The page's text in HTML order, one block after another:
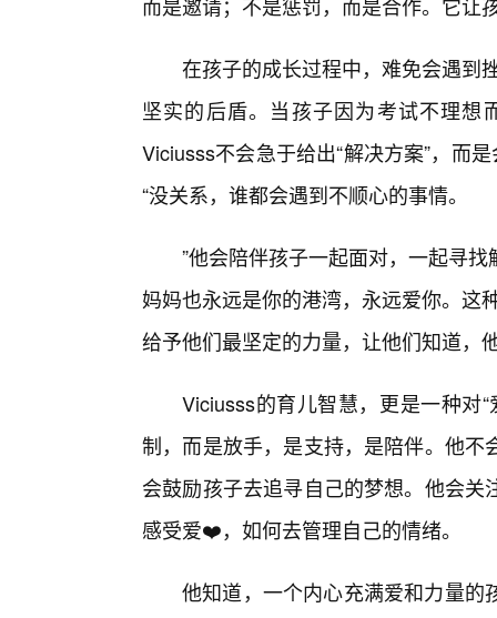
在孩子的成长过程中，难免会遇到
坚实的后盾。当孩子因为考试不理
Viciusss不会急于给出“解决方案”，而
“没关系，谁都会遇到不顺心的事情。
”他会陪伴孩子一起面对，一起寻
妈妈也永远是你的港湾，永远爱你。这
给予他们最坚定的力量，让他们知道，
Viciusss的育儿智慧，更是一种对
制，而是放手，是支持，是陪伴。他
会鼓励孩子去追寻自己的梦想。他会
感受爱❤️，如何去管理自己的情绪。
他知道，一个内心充满爱和力量的